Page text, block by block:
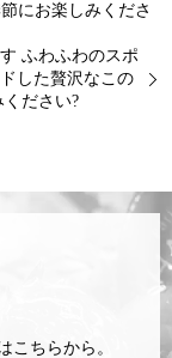
にお楽しみくださ
ふわふわのスポ
した贅沢なこの
ださい?
こちらから。